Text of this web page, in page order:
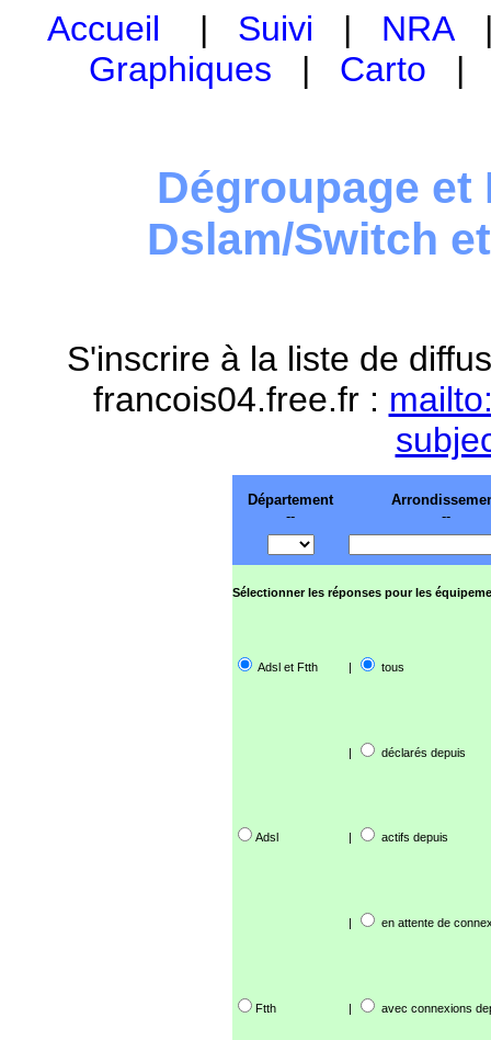
Accueil | Suivi | NRA
Graphiques | Carto
Dégroupage et
Dslam/Switch
S'inscrire à la liste de
francois04.free.fr :
Département
--
--
Sélectionner les réponses pour les
Adsl et Ftth | tous
| déclarés depuis
Adsl | actifs depuis
| en attente de
Ftth | avec connexions